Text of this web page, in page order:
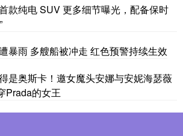
款纯电 SUV 更多细节曝光，配备保时
暴雨 多艘船被冲走 红色预警持续生效
是奥斯卡！邀女魔头安娜与安妮海瑟薇
Prada的女王